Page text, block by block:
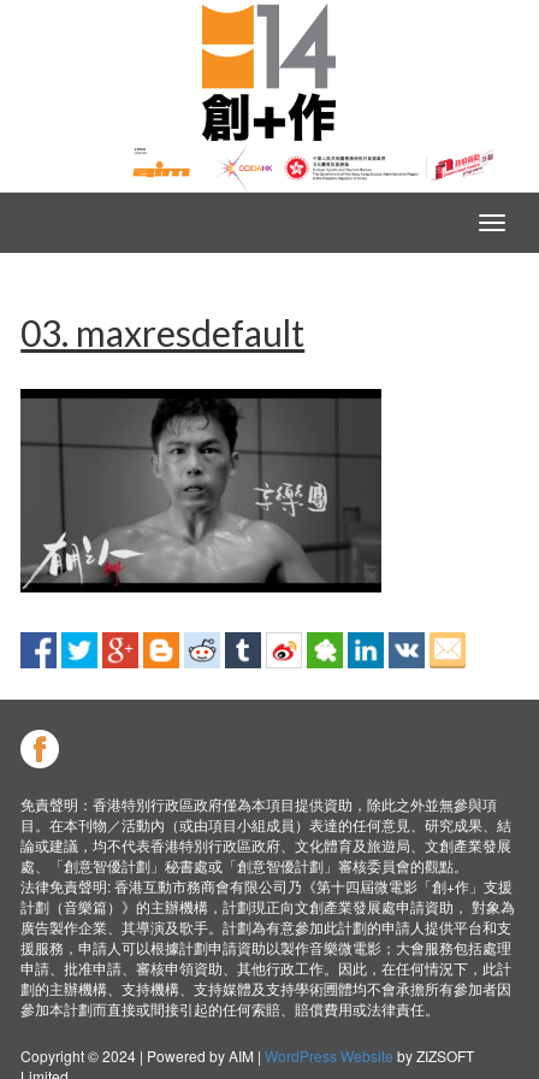
03. maxresdefault
免責聲明：香港特別行政區政府僅為本項目提供資助，除此之外並無參與項
目。在本刊物／活動內（或由項目小組成員）表達的任何意見、研究成果、結
論或建議，均不代表香港特別行政區政府、文化體育及旅遊局、文創產業發展
處、「創意智優計劃」秘書處或「創意智優計劃」審核委員會的觀點。
法律免責聲明: 香港互動市務商會有限公司乃《第十四屆微電影「創+作」支援
計劃（音樂篇）》的主辦機構，計劃現正向文創產業發展處申請資助， 對象為
廣告製作企業、其導演及歌手。計劃為有意參加此計劃的申請人提供平台和支
援服務，申請人可以根據計劃申請資助以製作音樂微電影；大會服務包括處理
申請、批准申請、審核申領資助、其他行政工作。因此，在任何情況下，此計
劃的主辦機構、支持機構、支持媒體及支持學術圑體均不會承擔所有參加者因
參加本計劃而直接或間接引起的任何索賠、賠償費用或法律責任。
Copyright © 2024 | Powered by AIM |WordPress Website by ZIZSOFT